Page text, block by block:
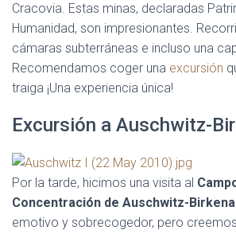
Cracovia. Estas minas, declaradas
Humanidad, son impresionantes.
cámaras subterráneas e incluso una
Recomendamos coger una excursión
traiga ¡Una experiencia única!
Excursión a Auschwitz-
Por la tarde, hicimos una visita al
Concentración de Auschwitz-
emotivo y sobrecogedor, pero